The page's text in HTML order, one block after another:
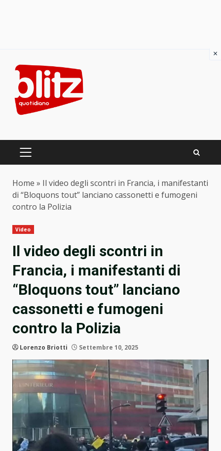
content
PRIMARY
Home » Il video degli scontri in Francia, i manifestanti
di “Bloquons tout” lanciano cassonetti e fumogeni
contro la Polizia
Video
Il video degli scontri in
Francia, i manifestanti di
“Bloquons tout” lanciano
cassonetti e fumogeni
contro la Polizia
Lorenzo Briotti Settembre 10, 2025
×